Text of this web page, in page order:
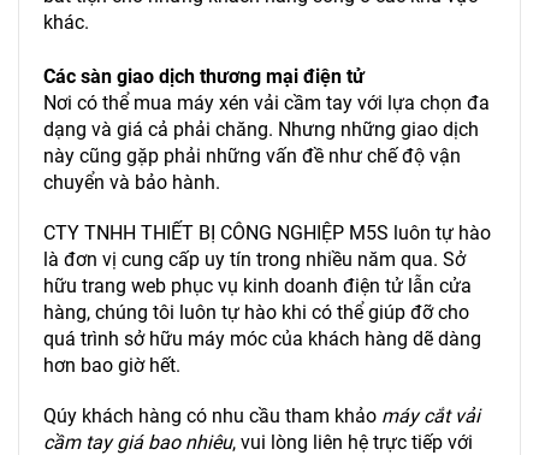
khác.
Các sàn giao dịch thương mại điện tử
Nơi có thể mua máy xén vải cầm tay với lựa chọn đa
dạng và giá cả phải chăng. Nhưng những giao dịch
này cũng gặp phải những vấn đề như chế độ vận
chuyển và bảo hành.
CTY TNHH THIẾT BỊ CÔNG NGHIỆP M5S luôn tự hào
là đơn vị cung cấp uy tín trong nhiều năm qua. Sở
hữu trang web phục vụ kinh doanh điện tử lẫn cửa
hàng, chúng tôi luôn tự hào khi có thể giúp đỡ cho
quá trình sở hữu máy móc của khách hàng dẽ dàng
hơn bao giờ hết.
Qúy khách hàng có nhu cầu tham khảo máy cắt vải
cầm tay giá bao nhiêu, vui lòng liên hệ trực tiếp với